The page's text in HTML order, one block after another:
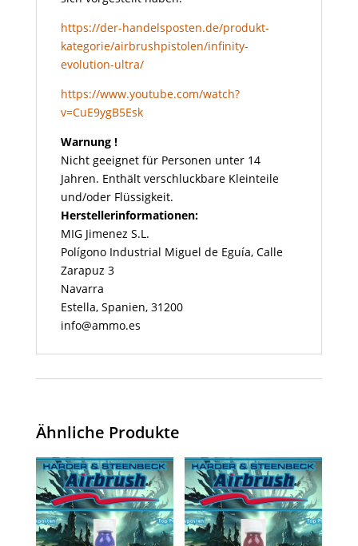
https://der-handelsposten.de/produkt-
kategorie/airbrushpistolen/infinity-
evolution-ultra/
https://www.youtube.com/watch?
v=CuE9ygB5Esk
Warnung !
Nicht geeignet für Personen unter 14
Jahren. Enthält verschluckbare Kleinteile
und/oder Flüssigkeit.
Herstellerinformationen:
MIG Jimenez S.L.
Polígono Industrial Miguel de Eguía, Calle
Zarapuz 3
Navarra
Estella, Spanien, 31200
info@ammo.es
Ähnliche Produkte